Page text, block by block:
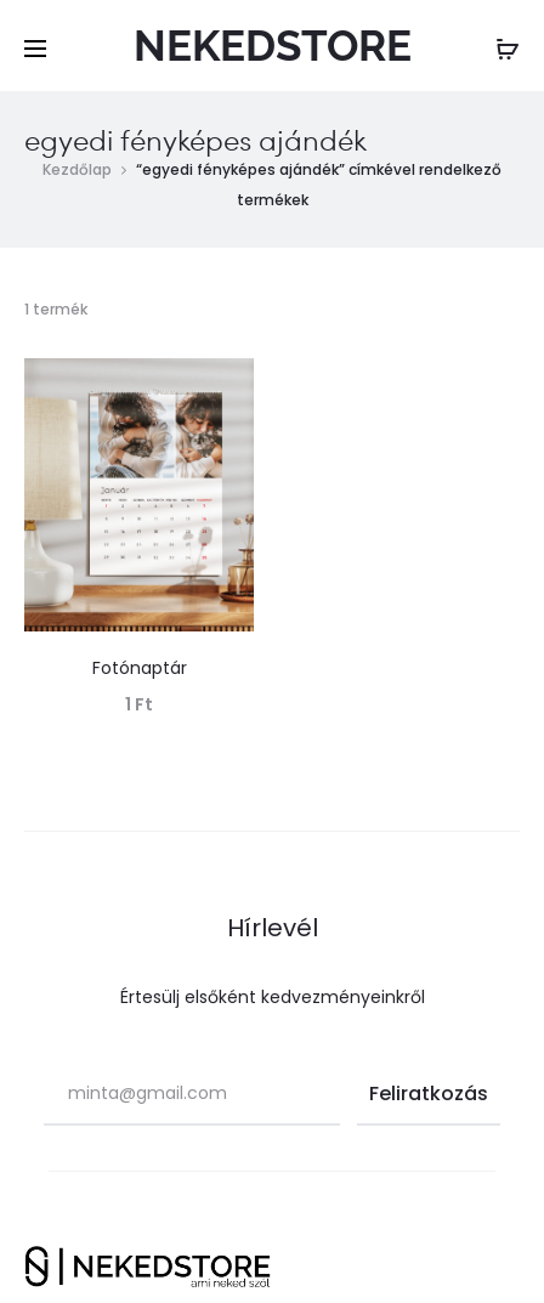
NEKEDSTORE
egyedi fényképes ajándék
Kezdőlap
“egyedi fényképes ajándék” címkével rendelkező
termékek
1 termékÖsszesen
találat
Fotónaptár
1 Ft
Hírlevél
Értesülj elsőként kedvezményeinkről